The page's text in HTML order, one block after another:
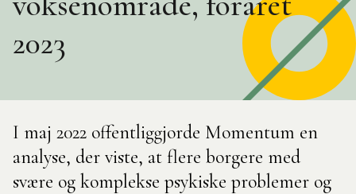
2023
I maj 2022 offentliggjorde Momentum en
analyse, der viste, at flere borgere med
svære og komplekse psykiske problemer og
Ledere der lykkes
Formidler- og
moduler – Kommunom